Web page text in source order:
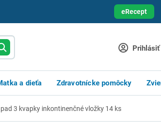
eRecept
Prihlásiť
a dieťa Zdravotnícke pomôcky
3 kvapky inkontinenčné vložky 14 ks